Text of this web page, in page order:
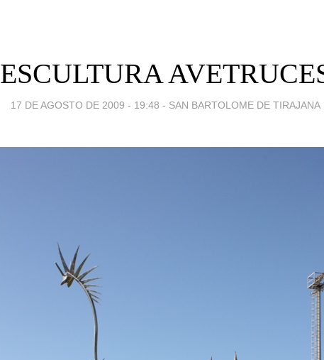
ESCULTURA
17 DE AGOSTO DE 2009 - 19:48 - SAN BARTOLOME DE TIRAJANA